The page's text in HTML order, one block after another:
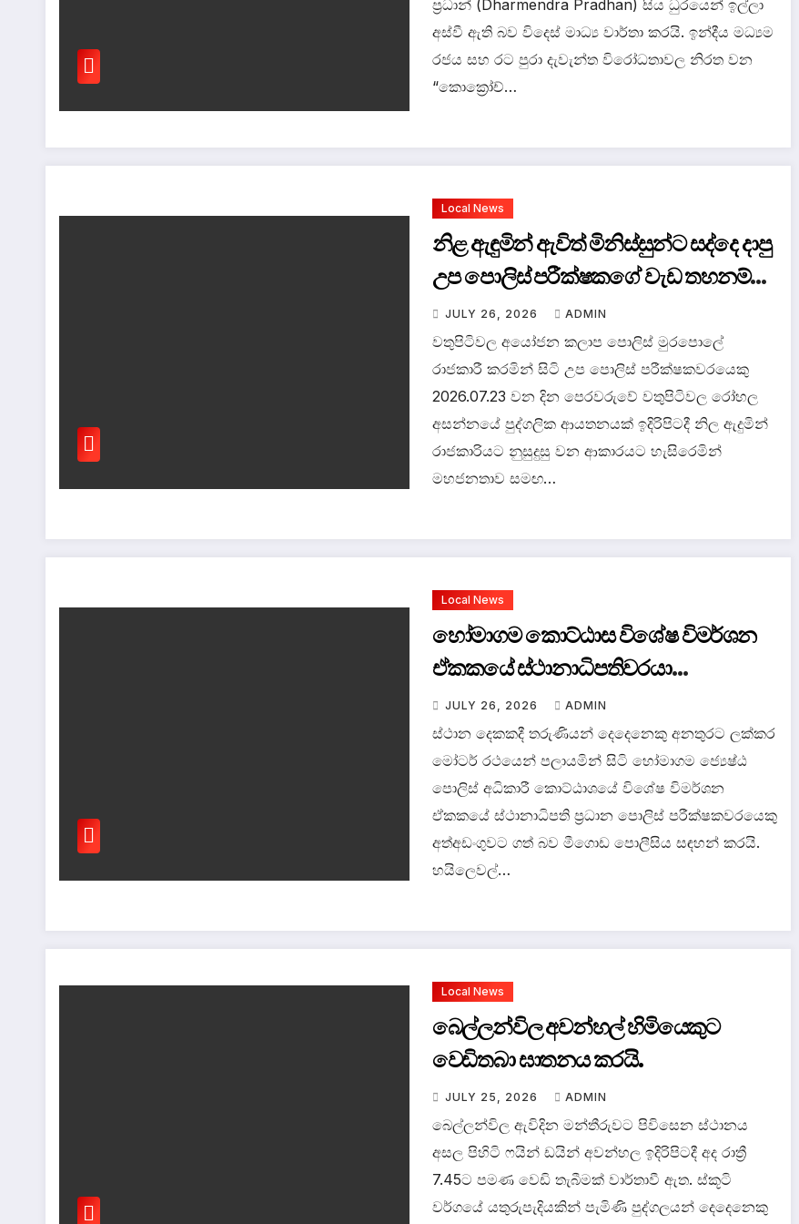
ප්‍රධාන් (Dharmendra Pradhan) සිය ධුරයෙන් ඉල්ලා
අස්වී ඇති බව විදෙස් මාධ්‍ය වාර්තා කරයි. ඉන්දීය මධ්‍යම
රජය සහ රට පුරා දැවැන්ත විරෝධතාවල නිරත වන
“කොක්‍රෝච්…
Local News
නිළ ඇඳුමින් ඇවිත් මිනිස්සුන්ට සද්දෙ දාපු
උප පොලිස් පරීක්ෂකගේ වැඩ තහනම්
කෙරේ.
JULY 26, 2026 ADMIN
වතුපිටිවල අයෝජන කලාප පොලිස් මුරපොලේ
රාජකාරී කරමින් සිටි උප පොලිස් පරීක්ෂකවරයෙකු
2026.07.23 වන දින පෙරවරුවේ වතුපිටිවල රෝහල
අසන්නයේ පුද්ගලික ආයතනයක් ඉදිරිපිටදී නිල ඇදුමින්
රාජකාරියට නුසුදුසු වන ආකාරයට හැසිරෙමින්
මහජනතාව සමඟ…
Local News
හෝමාගම කොට්ඨාස විශේෂ විමර්ශන
ඒකකයේ ස්ථානාධිපතිවරයා
අත්අඩංගුවට.
JULY 26, 2026 ADMIN
ස්ථාන දෙකකදී තරුණියන් දෙදෙනෙකු අනතුරට ලක්කර
මෝටර් රථයෙන් පලායමින් සිටි හෝමාගම ජ්‍යෙෂ්ඨ
පොලිස් අධිකාරී කොට්ඨාශයේ විශේෂ විමර්ශන
ඒකකයේ ස්ථානාධිපති ප්‍රධාන පොලිස් පරීක්ෂකවරයෙකු
අත්අඩංගුවට ගත් බව මීගොඩ පොලීසිය සඳහන් කරයි.
හයිලෙවල්…
Local News
බෙල්ලන්විල අවන්හල් හිමියෙකුට
වෙඩිතබා ඝාතනය කරයි.
JULY 25, 2026 ADMIN
බෙල්ලන්විල ඇවිදින මන්තීරුවට පිවිසෙන ස්ථානය
අසල පිහිටි ෆයින් ඩයින් අවන්හල ඉදිරිපිටදී අද රාත්‍රී
7.45ට පමණ වෙඩි තැබීමක් වාර්තාවී ඇත. ස්කූටි
වර්ගයේ යතුරුපැදියකින් පැමිණි පුද්ගලයන් දෙදෙනෙකු